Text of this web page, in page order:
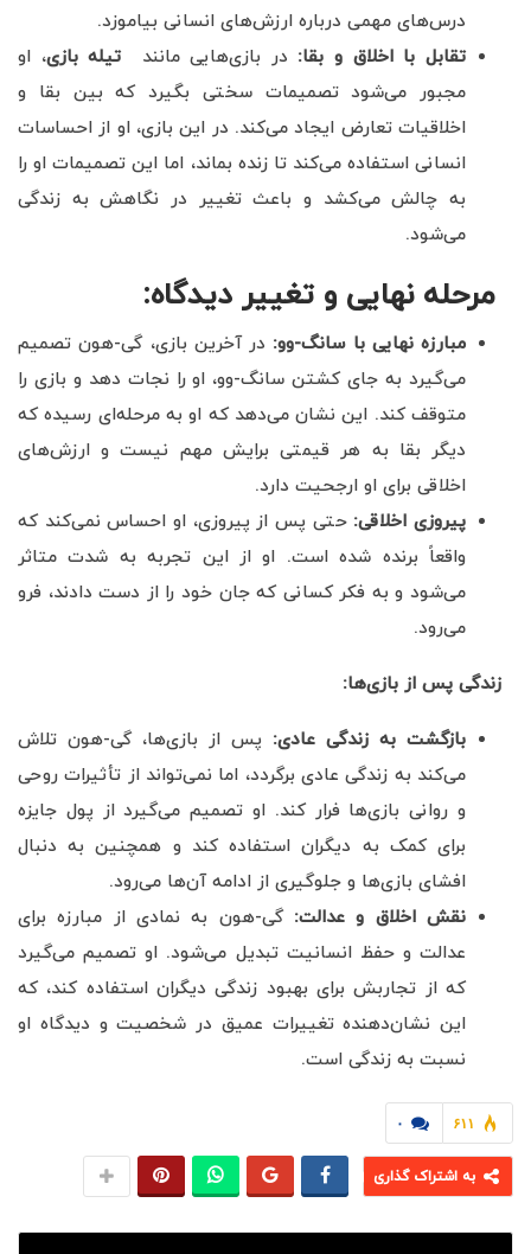
درس‌های مهمی درباره ارزش‌های انسانی بیاموزد.
تقابل با اخلاق و بقا: در بازی‌هایی مانند تیله بازی، او
مجبور می‌شود تصمیمات سختی بگیرد که بین بقا و
اخلاقیات تعارض ایجاد می‌کند. در این بازی، او از احساسات
انسانی استفاده می‌کند تا زنده بماند، اما این تصمیمات او را
به چالش می‌کشد و باعث تغییر در نگاهش به زندگی
می‌شود.
مرحله نهایی و تغییر دیدگاه:
مبارزه نهایی با سانگ-وو: در آخرین بازی، گی-هون تصمیم
می‌گیرد به جای کشتن سانگ-وو، او را نجات دهد و بازی را
متوقف کند. این نشان می‌دهد که او به مرحله‌ای رسیده که
دیگر بقا به هر قیمتی برایش مهم نیست و ارزش‌های
اخلاقی برای او ارجحیت دارد.
پیروزی اخلاقی: حتی پس از پیروزی، او احساس نمی‌کند که
واقعاً برنده شده است. او از این تجربه به شدت متاثر
می‌شود و به فکر کسانی که جان خود را از دست دادند، فرو
می‌رود.
زندگی پس از بازی‌ها:
بازگشت به زندگی عادی: پس از بازی‌ها، گی-هون تلاش
می‌کند به زندگی عادی برگردد، اما نمی‌تواند از تأثیرات روحی
و روانی بازی‌ها فرار کند. او تصمیم می‌گیرد از پول جایزه
برای کمک به دیگران استفاده کند و همچنین به دنبال
افشای بازی‌ها و جلوگیری از ادامه آن‌ها می‌رود.
نقش اخلاق و عدالت: گی-هون به نمادی از مبارزه برای
عدالت و حفظ انسانیت تبدیل می‌شود. او تصمیم می‌گیرد
که از تجاربش برای بهبود زندگی دیگران استفاده کند، که
این نشان‌دهنده تغییرات عمیق در شخصیت و دیدگاه او
نسبت به زندگی است.
۰ ۶۱۱
به اشتراک گذاری